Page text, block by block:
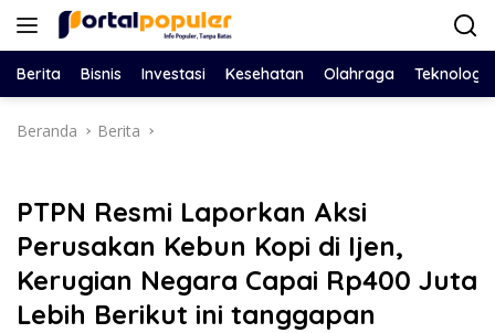
Langsung
Berita Bisnis Investasi Kesehatan Olahraga Teknologi
Beranda Berita
PTPN Resmi Laporkan Aksi
Perusakan Kebun Kopi di Ijen,
Kerugian Negara Capai Rp400 Juta
Lebih Berikut ini tanggapan